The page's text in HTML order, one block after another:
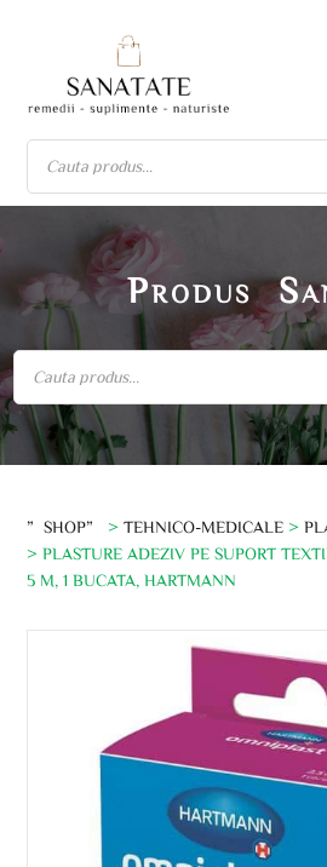
Produs
”SHOP” >TEHNICO-MEDICALE >
> PLASTURE ADEZIV PE SUPORT
5 M, 1 BUCATA, HARTMANN